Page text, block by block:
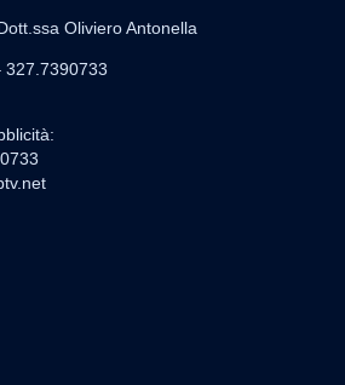
Oliviero Antonella
327.7390733